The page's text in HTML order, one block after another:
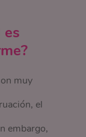
muy
el
embargo,